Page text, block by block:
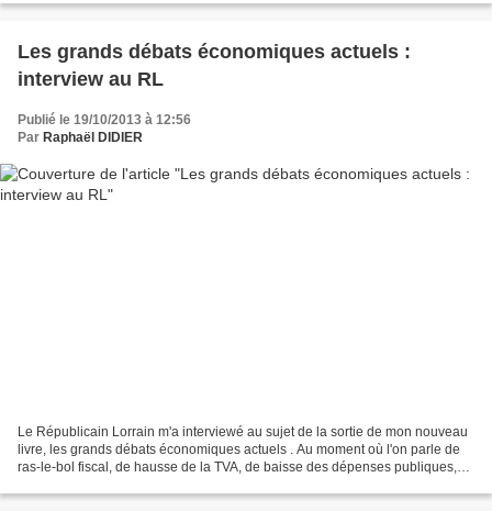
Les grands débats économiques actuels :
interview au RL
Publié le 19/10/2013 à 12:56
Par Raphaël DIDIER
Le Républicain Lorrain m'a interviewé au sujet de la sortie de mon nouveau
livre, les grands débats économiques actuels . Au moment où l'on parle de
ras-le-bol fiscal, de hausse de la TVA, de baisse des dépenses publiques,